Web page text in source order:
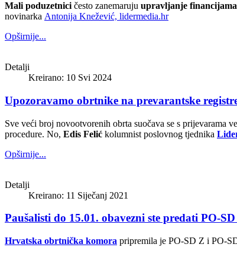
Mali poduzetnici često zanemaruju upravljanje financijama
novinarka Antonija Knežević, lidermedia.hr
Opširnije...
Detalji
Kreirano: 10 Svi 2024
Upozoravamo obrtnike na prevarantske
Sve veći broj novootvorenih obrta suočava se s prijevarama
procedure. No, Edis Felić kolumnist poslovnog tjednika
Opširnije...
Detalji
Kreirano: 11 Siječanj 2021
Paušalisti do 15.01. obavezni ste predati PO-
Hrvatska obrtnička komora pripremila je PO-SD Z i PO-